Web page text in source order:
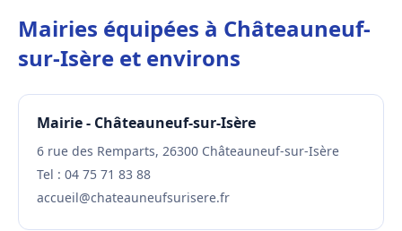
Mairies équipées à Châteauneuf-
sur-Isère et environs
Mairie - Châteauneuf-sur-Isère
6 rue des Remparts, 26300 Châteauneuf-sur-Isère
Tel : 04 75 71 83 88
accueil@chateauneufsurisere.fr